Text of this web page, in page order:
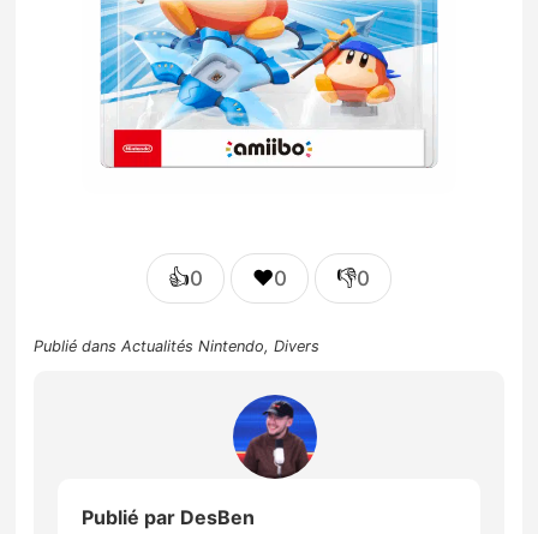
👍0 ❤️0 👎0
Publié dansActualités Nintendo,Divers
Publié par DesBen